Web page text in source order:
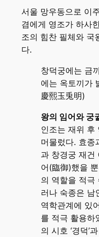
서울 망우동으로 이
겸에게 영조가 하사
조의 힘찬 필체와 국
다.
창덕궁에는 금
에는 옥토끼가
慶熙玉兎明)
왕의 임어와 궁
인조는 재위 후
머물렀다. 효종
과 창경궁 재건
어(臨御)했을
의 역할을 적극
러나 숙종은 남
역학관계에 있
를 적극 활용하
의 시호 ‘경덕’